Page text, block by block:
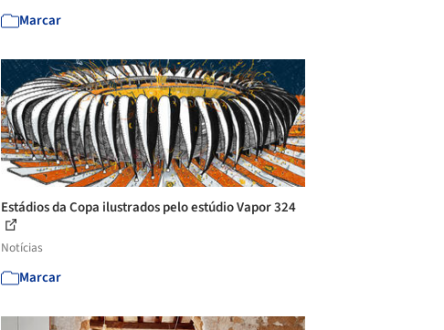
Marcar
Estádios da Copa ilustrados pelo estúdio Vapor 324
Notícias
Marcar